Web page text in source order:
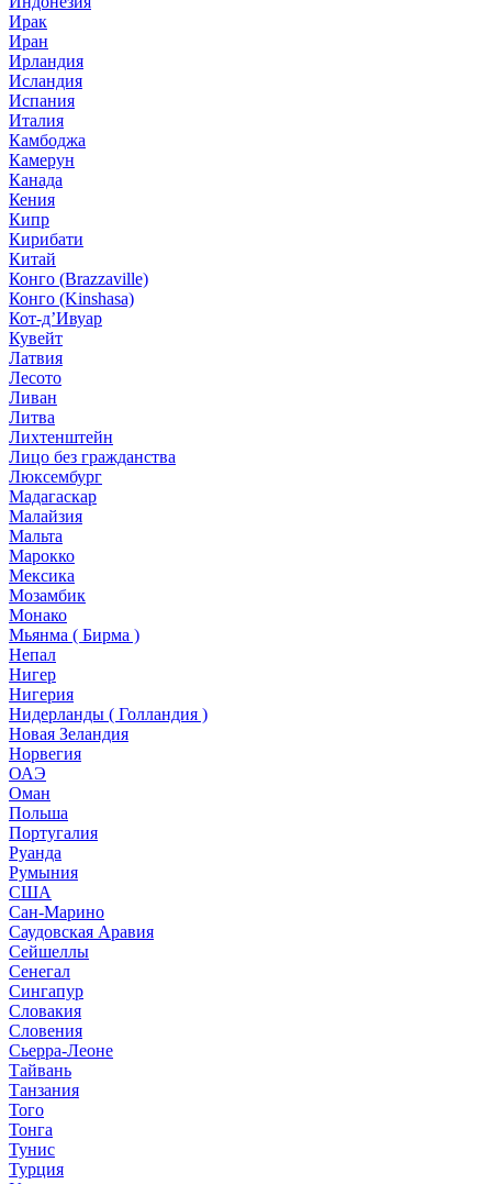
Ирак
Иран
Ирландия
Исландия
Испания
Италия
Камбоджа
Камерун
Канада
Кения
Кипр
Кирибати
Китай
Конго (Brazzaville)
Конго (Kinshasa)
Кот-д’Ивуар
Кувейт
Латвия
Лесото
Ливан
Литва
Лихтенштейн
Лицо без гражданства
Люксембург
Мадагаскар
Малайзия
Мальта
Марокко
Мексика
Мозамбик
Монако
Мьянма ( Бирма )
Непал
Нигер
Нигерия
Нидерланды ( Голландия )
Новая Зеландия
Норвегия
ОАЭ
Оман
Польша
Португалия
Руанда
Румыния
США
Сан-Марино
Саудовская Аравия
Сейшеллы
Сенегал
Сингапур
Словакия
Словения
Сьерра-Леоне
Тайвань
Танзания
Того
Тонга
Тунис
Турция